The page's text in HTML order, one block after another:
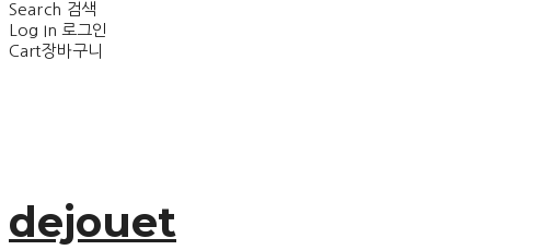
Search 검색
Log In 로그인
Cart장바구니
dejouet